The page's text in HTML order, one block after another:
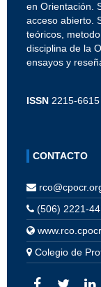
en Orientación.
acceso abierto.
teóricos,
disciplina de la
ensayos y
ISSN 2215-
CONTACTO
(506) 2221-
Colegio de